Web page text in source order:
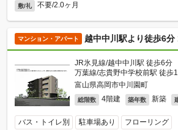
敷/礼 不要/2.0ヶ月
マンション・アパート 越中中川駅より徒歩6
JR氷見線/越中中川駅 徒歩6分
万葉線/志貴野中学校前駅 徒歩
富山県高岡市中川園町
総階数 4階建 築年数 新築
バス・トイレ別 駐車場あり フローリング